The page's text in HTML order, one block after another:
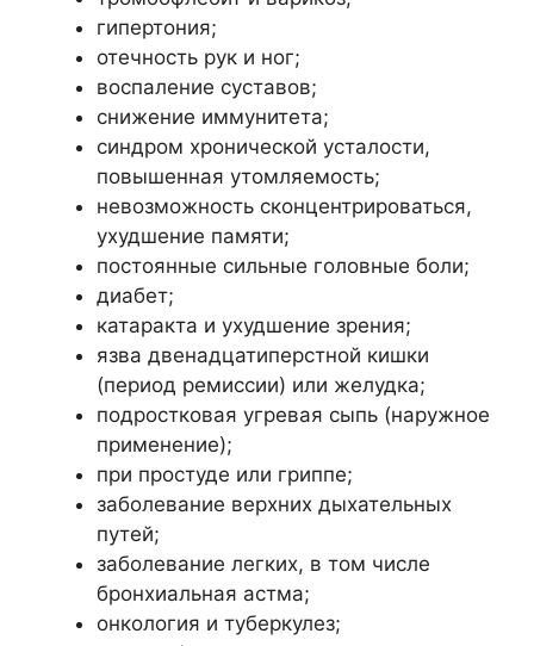
гипертония;
отечность рук и ног;
воспаление суставов;
снижение иммунитета;
синдром хронической усталости,
повышенная утомляемость;
невозможность сконцентрироваться,
ухудшение памяти;
постоянные сильные головные боли;
диабет;
катаракта и ухудшение зрения;
язва двенадцатиперстной кишки
(период ремиссии) или желудка;
подростковая угревая сыпь (наружное
применение);
при простуде или гриппе;
заболевание верхних дыхательных
путей;
заболевание легких, в том числе
бронхиальная астма;
онкология и туберкулез;